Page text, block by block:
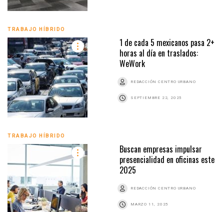
TRABAJO HÍBRIDO
1 de cada 5 mexicanos pasa 2+
horas al día en traslados:
WeWork
REDACCIÓN CENTRO URBANO
SEPTIEMBRE 22, 2025
TRABAJO HÍBRIDO
Buscan empresas impulsar
presencialidad en oficinas este
2025
REDACCIÓN CENTRO URBANO
MARZO 11, 2025